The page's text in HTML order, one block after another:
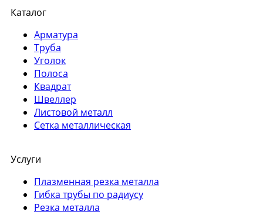
Каталог
Арматура
Труба
Уголок
Полоса
Квадрат
Швеллер
Листовой металл
Сетка металлическая
Услуги
Плазменная резка металла
Гибка трубы по радиусу
Резка металла